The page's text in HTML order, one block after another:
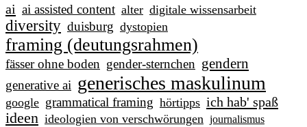
ai ai assisted content alter digitale wissensarbeit
diversity duisburg dystopien
framing (deutungsrahmen)
fässer ohne boden gender-sternchen gendern
generative ai generisches maskulinum
google grammatical framing hörtipps ich hab' spaß
ideen ideologien von verschwörungen journalismus